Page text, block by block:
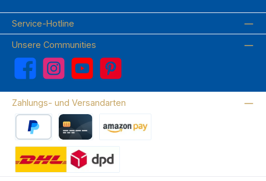
Service-Hotline
Unsere Communities
Facebook Instagram YouTube Pinterest
Zahlungs- und Versandarten